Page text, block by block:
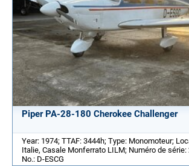
Piper PA-28-180 Cherokee Challenger
Year: 1974; TTAF: 3444h; Type: Monomoteur;
Italie, Casale Monferrato LILM; Numéro de série:
No.: D-ESCG